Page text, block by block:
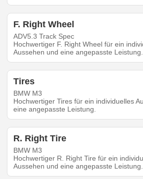
F. Right Wheel
ADV5.3 Track Spec
Hochwertiger F. Right Wheel für ein
Aussehen und eine angepasste Leistung.
Tires
BMW M3
Hochwertiger Tires für ein individuelles
eine angepasste Leistung.
R. Right Tire
BMW M3
Hochwertiger R. Right Tire für ein
Aussehen und eine angepasste Leistung.